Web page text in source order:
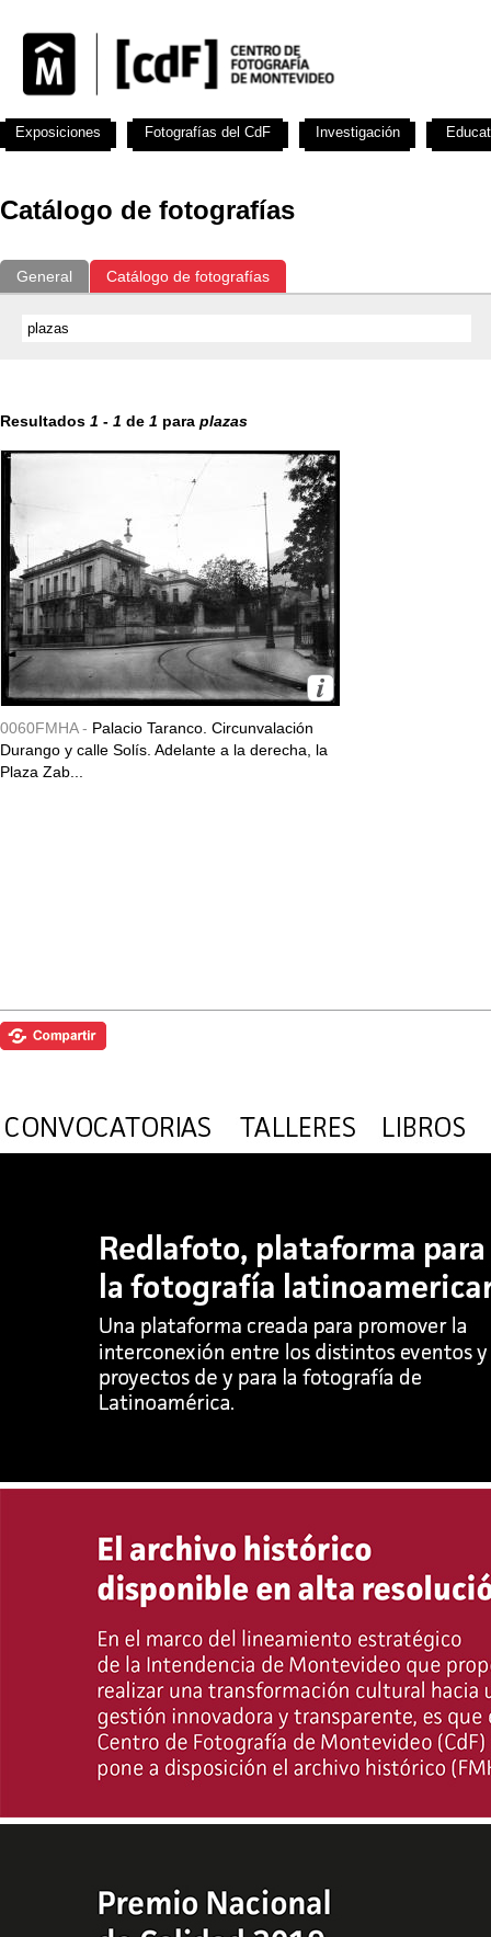
Catálogo de fotografías
General Catálogo de fotografías
Resultados 1 - 1 de 1 para plazas
0060FMHA - Palacio Taranco. Circunvalación
Durango y calle Solís. Adelante a la derecha, la
Plaza Zab...
Exposiciones Fotografías del CdF Investigación